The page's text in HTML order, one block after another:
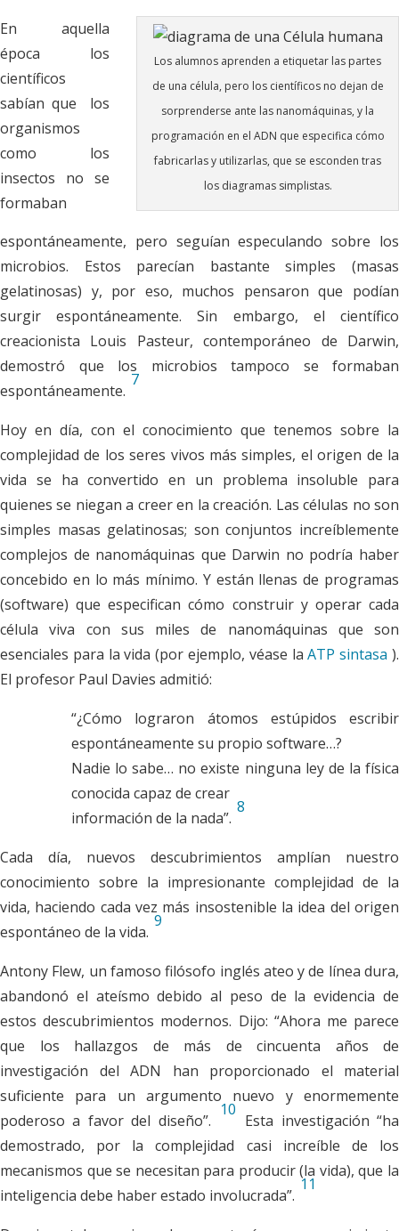
Los alumnos aprenden a etiquetar las partes
de una célula, pero los científicos no dejan de
sorprenderse ante las nanomáquinas, y la
programación en el ADN que especifica cómo
fabricarlas y utilizarlas, que se esconden tras
los diagramas simplistas.
En aquella
época los
científicos
sabían que los
organismos
como los
insectos no se
formaban
espontáneamente, pero seguían especulando sobre los
microbios. Estos parecían bastante simples (masas
gelatinosas) y, por eso, muchos pensaron que podían
surgir espontáneamente. Sin embargo, el científico
creacionista Louis Pasteur, contemporáneo de Darwin,
demostró que los microbios tampoco se formaban
espontáneamente.
7
Hoy en día, con el conocimiento que tenemos sobre la
complejidad de los seres vivos más simples, el origen de la
vida se ha convertido en un problema insoluble para
quienes se niegan a creer en la creación. Las células no son
simples masas gelatinosas; son conjuntos increíblemente
complejos de nanomáquinas que Darwin no podría haber
concebido en lo más mínimo. Y están llenas de programas
(software) que especifican cómo construir y operar cada
célula viva con sus miles de nanomáquinas que son
esenciales para la vida (por ejemplo, véase laATP sintasa ).
El profesor Paul Davies admitió:
“¿Cómo lograron átomos estúpidos escribir
espontáneamente su propio software…?
Nadie lo sabe… no existe ninguna ley de la física
conocida capaz de crear
información de la nada”.
8
Cada día, nuevos descubrimientos amplían nuestro
conocimiento sobre la impresionante complejidad de la
vida, haciendo cada vez más insostenible la idea del origen
espontáneo de la vida.
9
Antony Flew, un famoso filósofo inglés ateo y de línea dura,
abandonó el ateísmo debido al peso de la evidencia de
estos descubrimientos modernos. Dijo: “Ahora me parece
que los hallazgos de más de cincuenta años de
investigación del ADN han proporcionado el material
suficiente para un argumento nuevo y enormemente
poderoso a favor del diseño”.
10
Esta investigación “ha
demostrado, por la complejidad casi increíble de los
mecanismos que se necesitan para producir (la vida), que la
inteligencia debe haber estado involucrada”.
11